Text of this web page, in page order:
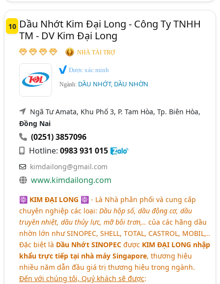
10 Dầu Nhớt Kim Đại Long - Công Ty TNHH
TM - DV Kim Đại Long
NHÀ TÀI TRỢ
Được xác minh
Ngành: DẦU NHỚT, DẦU NHỜN
Ngã Tư Amata, Khu Phố 3, P. Tam Hòa, Tp. Biên Hòa,
Đồng Nai
(0251) 3857096
Hotline:0983 931 015
kimdailong@gmail.com
www.kimdailong.com
☸ KIM ĐẠI LONG ☸ - Là Nhà phân phối và cung cấp
chuyên nghiệp các loại:Dầu hộp số, dầu động cơ, dầu
truyền nhiệt, dầu thủy lực, mỡ bôi trơn,.. của các hãng dầu
nhờn lớn như SINOPEC, SHELL, TOTAL, CASTROL, MOBIL,..
Đặc biệt là Dầu Nhớt SINOPEC được KIM ĐẠI LONG nhập
khẩu trực tiếp tại nhà máy Singapore, thương hiệu
nhiều năm dẫn đầu giá trị thương hiệu trong ngành.
Đến với chúng tôi,Quý khách sẽ được: